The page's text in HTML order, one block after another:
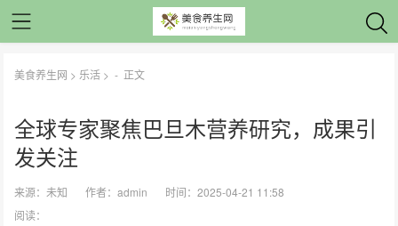
美食养生网 > 乐活 > - 正文
全球专家聚焦巴旦木营养研究，成果引
发关注
来源：未知 作者：admin
时间：2025-04-21 11:58
阅读：